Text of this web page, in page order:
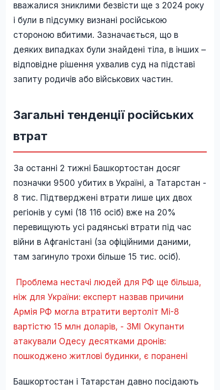
вважалися зниклими безвісти ще з 2024 року
і були в підсумку визнані російською
стороною вбитими. Зазначається, що в
деяких випадках були знайдені тіла, в інших –
відповідне рішення ухвалив суд на підставі
запиту родичів або військових частин.
Загальні тенденції російських
втрат
За останні 2 тижні Башкортостан досяг
позначки 9500 убитих в Україні, а Татарстан -
8 тис. Підтверджені втрати лише цих двох
регіонів у сумі (18 116 осіб) вже на 20%
перевищують усі радянські втрати під час
війни в Афганістані (за офіційними даними,
там загинуло трохи більше 15 тис. осіб).
Проблема нестачі людей для РФ ще більша,
ніж для України: експерт назвав причини
Армія РФ могла втратити вертоліт Мі-8
вартістю 15 млн доларів, - ЗМІ
Окупанти
атакували Одесу десятками дронів:
пошкоджено житлові будинки, є поранені
Башкортостан і Татарстан давно посідають